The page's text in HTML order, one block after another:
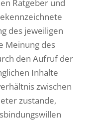
Ratgeber und
des jeweiligen
Meinung des
den Aufruf der
Inhalte
zwischen
zustande,